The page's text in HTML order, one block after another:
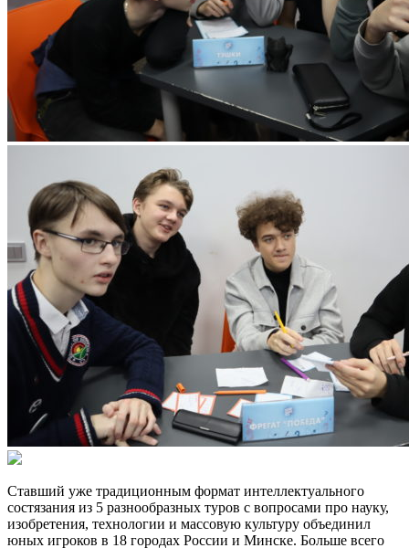
Ставший уже традиционным формат интеллектуального
состязания из 5 разнообразных туров с вопросами про науку,
изобретения, технологии и массовую культуру объединил
юных игроков в 18 городах России и Минске. Больше всего